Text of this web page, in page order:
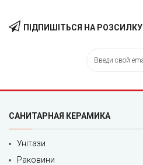
ПІДПИШІТЬСЯ НА РОЗСИЛКУ
САНИТАРНАЯ КЕРАМИКА
Унітази
Раковини